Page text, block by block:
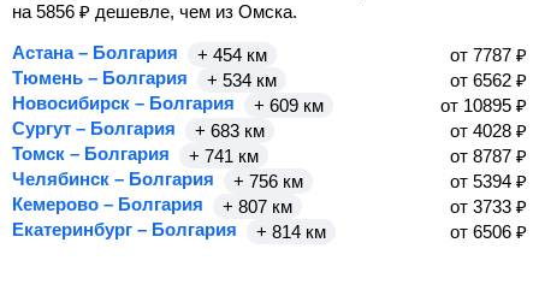
на 5856 ₽ дешевле, чем из Омска.
Астана – Болгария
+ 454 км от 7787 ₽
Тюмень – Болгария
+ 534 км от 6562 ₽
Новосибирск – Болгария
+ 609 км от 10895 ₽
Сургут – Болгария
+ 683 км от 4028 ₽
Томск – Болгария
+ 741 км от 8787 ₽
Челябинск – Болгария
+ 756 км от 5394 ₽
Кемерово – Болгария
+ 807 км от 3733 ₽
Екатеринбург – Болгария
+ 814 км от 6506 ₽